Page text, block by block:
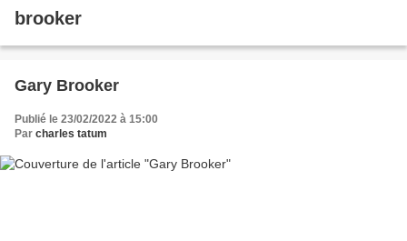
brooker
Gary Brooker
Publié le 23/02/2022 à 15:00
Par charles tatum